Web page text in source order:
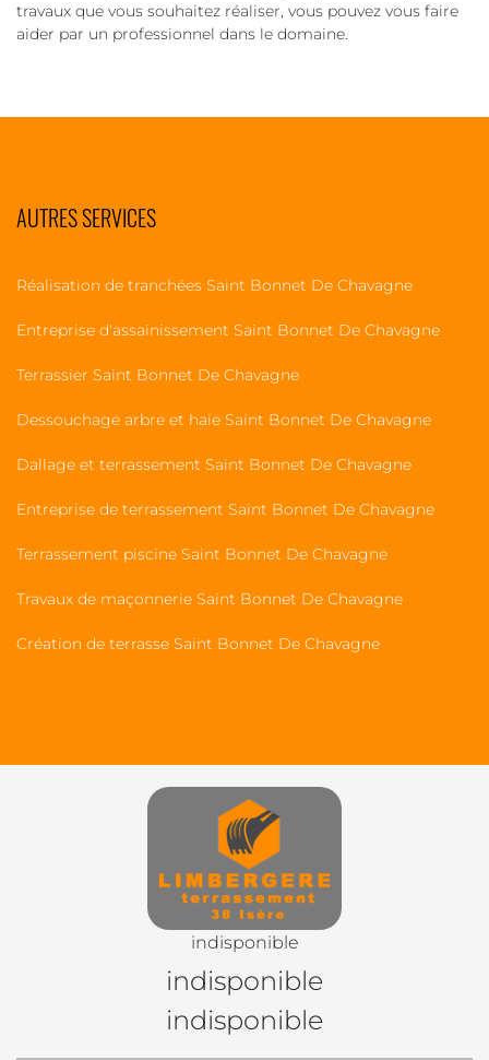
travaux que vous souhaitez réaliser, vous pouvez vous faire
aider par un professionnel dans le domaine.
AUTRES SERVICES
Réalisation de tranchées Saint Bonnet De Chavagne
Entreprise d'assainissement Saint Bonnet De Chavagne
Terrassier Saint Bonnet De Chavagne
Dessouchage arbre et haie Saint Bonnet De Chavagne
Dallage et terrassement Saint Bonnet De Chavagne
Entreprise de terrassement Saint Bonnet De Chavagne
Terrassement piscine Saint Bonnet De Chavagne
Travaux de maçonnerie Saint Bonnet De Chavagne
Création de terrasse Saint Bonnet De Chavagne
indisponible
indisponible
indisponible